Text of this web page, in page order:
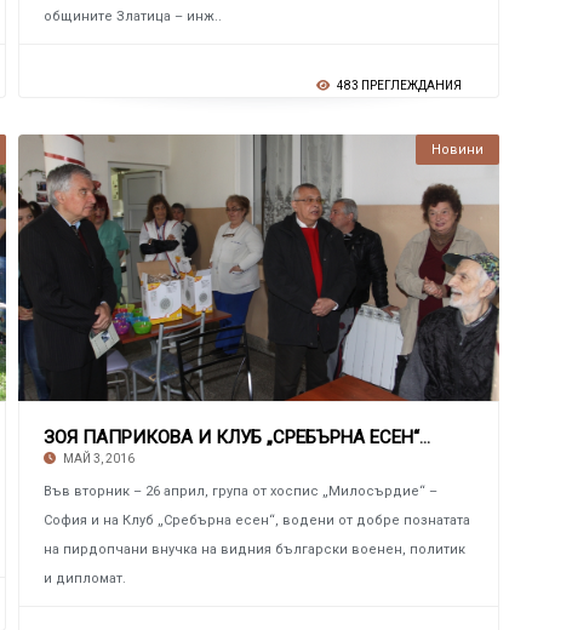
общините Златица – инж..
483 ПРЕГЛЕЖДАНИЯ
Новини
ЗОЯ ПАПРИКОВА И КЛУБ „СРЕБЪРНА ЕСЕН“ ОТ СОФИЯ
МАЙ 3, 2016
Във вторник – 26 април, група от хоспис „Милосърдие“ –
София и на Клуб „Сребърна есен“, водени от добре познатата
на пирдопчани внучка на видния български военен, политик
и дипломат.